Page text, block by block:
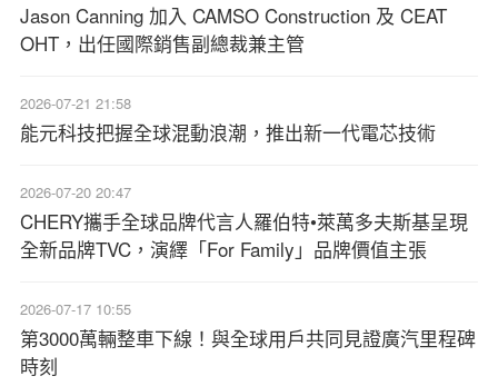
Jason Canning 加入 CAMSO Construction 及 CEAT
OHT，出任國際銷售副總裁兼主管
2026-07-21 21:58
能元科技把握全球混動浪潮，推出新一代電芯技術
2026-07-20 20:47
CHERY攜手全球品牌代言人羅伯特•萊萬多夫斯基呈現
全新品牌TVC，演繹「For Family」品牌價值主張
2026-07-17 10:55
第3000萬輛整車下線！與全球用戶共同見證廣汽里程碑
時刻